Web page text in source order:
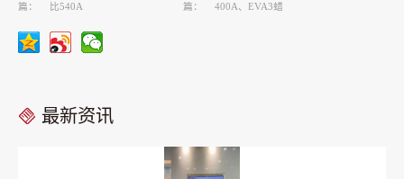
篇：
比540A
篇：
400A、EVA3蜡
最新资讯